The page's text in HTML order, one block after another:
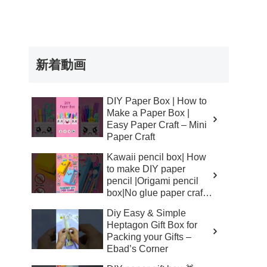
新着動画
DIY Paper Box | How to
Make a Paper Box |
Easy Paper Craft – Mini
Paper Craft
Kawaii pencil box| How
to make DIY paper
pencil |Origami pencil
box|No glue paper craft
CrafteFaWaD
Diy Easy & Simple
Heptagon Gift Box for
Packing your Gifts –
Ebad’s Corner